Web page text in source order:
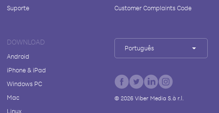
Suporte
Customer Complaints Code
DOWNLOAD
Android
iPhone & iPad
Windows PC
Mac
Linux
Português
© 2026Viber Media S.à r.l.